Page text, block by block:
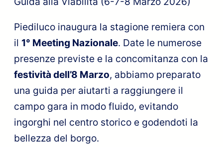
Piediluco inaugura la stagione remiera con
il 1° Meeting Nazionale. Date le numerose
presenze previste e la concomitanza con la
festività dell’8 Marzo, abbiamo preparato
una guida per aiutarti a raggiungere il
campo gara in modo fluido, evitando
ingorghi nel centro storico e godendoti la
bellezza del borgo.